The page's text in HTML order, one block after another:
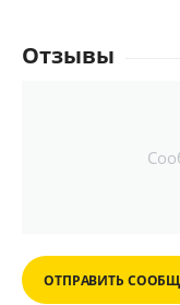
Отзывы
ОТПРАВИТЬ